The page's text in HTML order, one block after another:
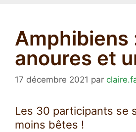
Amphibiens
anoures et
17 décembre 2021 par
Les 30 participants se
moins bêtes !